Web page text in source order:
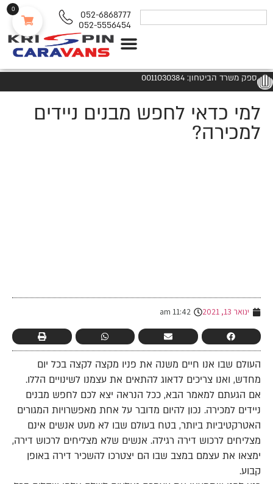
052-6868777
052-5556454
ספק משרד הביטחון: 0011030384
למי כדאי לחפש מבנים ניידים
למכירה?
ינואר 13, 2021 11:42 am
העולם שבו אנו חיים משנה את פניו מקצה לקצה בכל יום
מחדש, ואנו צריכים לדאוג להתאים את עצמנו לשינויים הללו.
אם הגעתם למאמר הבא, ככל הנראה יצא לכם לחפש מבנים
ניידים למכירה. נכון להיום מדובר על אחת מאפשרויות המגורים
האטרקטיביות ביותר, בטח בעולם שבו לא מעט אנשים אינם
מצליחים לרכוש דירה רגילה. אנשים שלא מצליחים לרכוש דירה,
ימצאו את עצמם במצב שבו הם יצטרכו להשכיר דירה באופן
קבוע.
0